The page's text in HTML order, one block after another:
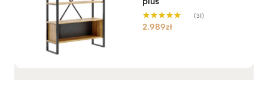
Oceniono
(31)
2.989zł